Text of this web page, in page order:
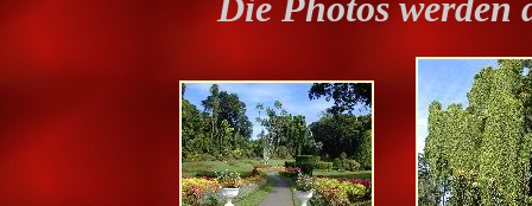
Die Photos